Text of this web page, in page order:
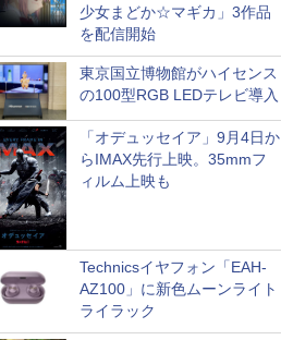
少女まどか☆マギカ」3作品
を配信開始
東京国立博物館がハイセンス
の100型RGB LEDテレビ導入
「オデュッセイア」9月4日か
らIMAX先行上映。35mmフ
ィルム上映も
Technicsイヤフォン「EAH-
AZ100」に新色ムーンライト
ライラック